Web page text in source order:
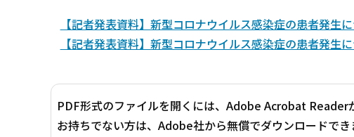
【記者発表資料】新型コロナウイルス感染症の患者発生
【記者発表資料】新型コロナウイルス感染症の患者発生
PDF形式のファイルを開くには、Adobe Acrobat Reader
お持ちでない方は、Adobe社から無償でダウンロードでき